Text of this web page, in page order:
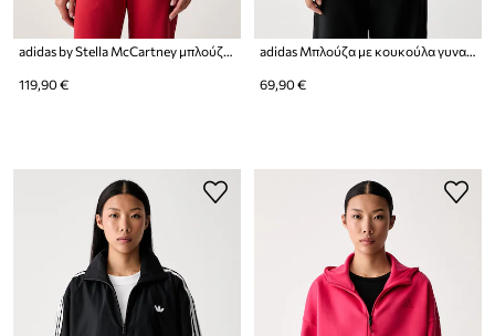
adidas by Stella McCartney μπλούζα με κουκούλα και κουμπιά Γυναικεία με βαμβάκι
119,90 €
adidas Μπλούζα με κουκούλα γυναικεία βαμβακερή
69,90 €